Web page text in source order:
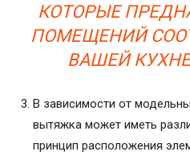
КОТОРЫЕ
ПОМЕЩЕНИЙ
ВАШЕЙ
В зависимости от
вытяжка может иметь
принцип расположения